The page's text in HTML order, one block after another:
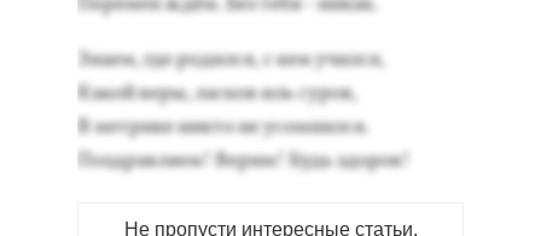
Зна­ем, где ро­дил­ся, с кем учил­ся,
Ка­кой ве­ры, лас­ков иль су­ров,
В мет­ри­ке ник­то не усом­нился.
Поз­драв­ля­ем! Bерим! Будь здо­ров!
Не пропусти интересные статьи,